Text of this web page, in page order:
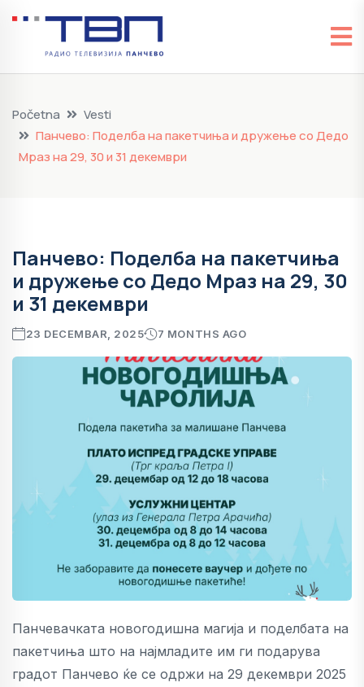
Početna
Vesti
Панчево: Поделба на пакетчиња и дружење со Дедо
Мраз на 29, 30 и 31 декември
Панчево: Поделба на пакетчиња
и дружење со Дедо Мраз на 29, 30
и 31 декември
23 DECEMBAR, 2025 7 MONTHS AGO
Панчевачката новогодишна магија и поделбата на
пакетчиња што на најмладите им ги подарува
градот Панчево ќе се одржи на 29 декември 2025